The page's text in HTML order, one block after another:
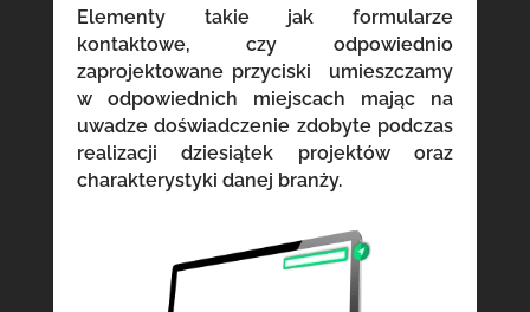
Elementy takie jak formularze
kontaktowe, czy odpowiednio
zaprojektowane przyciski umieszczamy
w odpowiednich miejscach mając na
uwadze doświadczenie zdobyte podczas
realizacji dziesiątek projektów oraz
charakterystyki danej branży.